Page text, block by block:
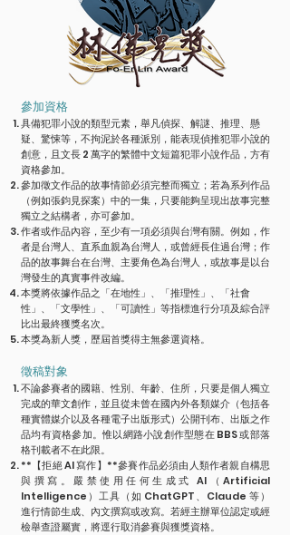
參加資格
具備犯罪小說的類型元素，舉凡偵探、解謎、推理、懸
疑、驚悚等，不拘泥於各種派別，能表現偵推犯罪小說的
創意，且文長 2 萬字的繁體中文短篇犯罪小說作品，方有
資格參加。
參加徵文作品的故事情節必須完整而獨立；若為系列作品
（例如張鈞見探案）中的一集，只要能夠呈現出故事完整
獨立之結構者，亦可參加。
作者或作品內容，至少有一項必須與台灣有關。例如，作
者是台灣人、直系血親為台灣人，或曾經長住過台灣；作
品的故事舞台在台灣、主要角色為台灣人，或故事是以台
灣發生的真實事件改編。
本獎將依據作品之「在地性」、「推理性」、「社會
性」、「文學性」、「可讀性」等指標進行分項及綜合評
比出最終獲獎名次。
本獎為新人獎，歷屆首獎得主無參選資格。
徵稿對象
不論參賽者的國籍、性別、年齡、住所，只要是個人獨立
完成的華文創作，並且從未曾在國內外各類媒介（包括各
種實體媒介以及各種電子出版形式）公開刊布、出版之作
品均有資格參加。惟以網路小說創作型態在 BBS 或部落
格刊載者不在此限。
**【拒絕 AI 寫作】**參賽作品必須由人類作者親自構思
與撰寫。嚴禁使用任何生成式 AI（Artificial
Intelligence）工具（如 ChatGPT、Claude 等）
進行情節生成、內文撰寫或改寫。若經主辦單位認定或經
檢舉查證屬實，將逕行取消參賽與獲獎資格。